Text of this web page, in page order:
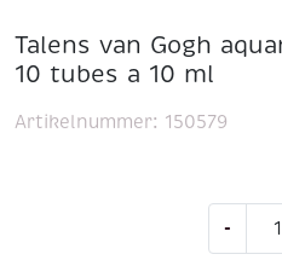
Talens van Gogh
10 tubes a 10 ml
-
Artikelnummer: 150579